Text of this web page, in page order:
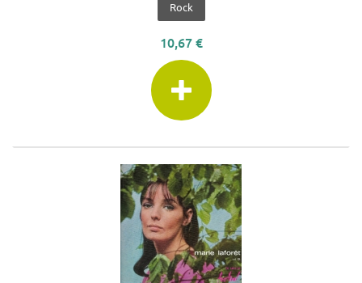
Rock
10,67 €